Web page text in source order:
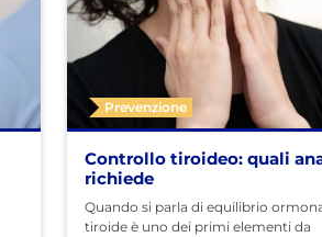
Prevenzione
Controllo tiroideo: quali
richiede
Quando si parla di equilibrio
tiroide è uno dei primi elementi da